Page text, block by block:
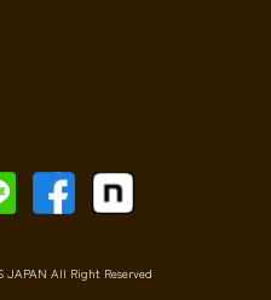
JAPAN All Right Reserved